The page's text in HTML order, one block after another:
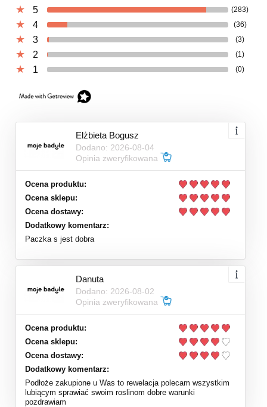
5
(283)
4 (36)
3 (3)
2 (1)
1 (0)
Elżbieta Bogusz
Dodano: 2026-08-04
Opinia zweryfikowana
Ocena produktu:
Ocena sklepu:
Ocena dostawy:
Dodatkowy komentarz:
Paczka s jest dobra
Danuta
Dodano: 2026-08-02
Opinia zweryfikowana
Ocena produktu:
Ocena sklepu:
Ocena dostawy:
Dodatkowy komentarz:
Podłoże zakupione u Was to rewelacja polecam wszystkim
lubiącym sprawiać swoim roslinom dobre warunki
pozdrawiam